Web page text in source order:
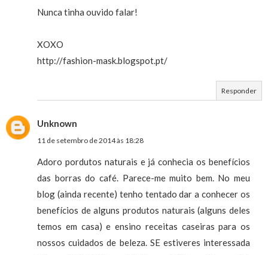
Nunca tinha ouvido falar!
XOXO
http://fashion-mask.blogspot.pt/
Responder
Unknown
11 de setembro de 2014 às 18:28
Adoro pordutos naturais e já conhecia os benefícios
das borras do café. Parece-me muito bem. No meu
blog (ainda recente) tenho tentado dar a conhecer os
benefícios de alguns produtos naturais (alguns deles
temos em casa) e ensino receitas caseiras para os
nossos cuidados de beleza. SE estiveres interessada